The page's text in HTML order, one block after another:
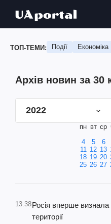
ТОП-ТЕМИ: Події Економіка
Архів новин за 30
2022
пн вт ср
4
5 6
11 12 13
18 19 20
25 26 27
13:38Росія вперше визнала
території